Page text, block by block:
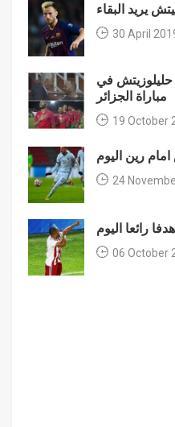
يريد البقاء
30 April
حليلوزيتش في
مباراة الجزائر
19 October
رين اليوم
24
رائعا اليوم
06 October